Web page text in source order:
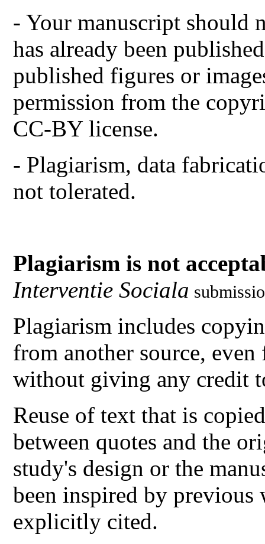
- Your manuscript should
has already been
published figures or
permission from the
CC-BY license.
- Plagiarism, data
not tolerated.
Plagiarism is not
Interventie Sociala
Plagiarism includes
from another source,
without giving any credit
Reuse of text that is
between quotes and the
study's design or the
been inspired by previous
explicitly cited.